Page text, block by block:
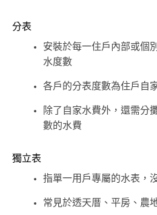
分表
安裝於每一住戶內部或個
水度數
各戶的分表度數為住戶自
除了自家水費外，還需分
數的水費
獨立表
指單一用戶專屬的水表，
常見於透天厝、平房、農